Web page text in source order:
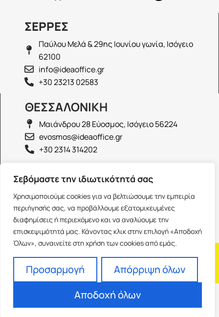
Σεβόμαστε την ιδιωτικότητά σας
Χρησιμοποιούμε cookies για να βελτιώσουμε την εμπειρία
περιήγησής σας, να προβάλλουμε εξατομικευμένες
διαφημίσεις ή περιεχόμενο και να αναλύουμε την
επισκεψιμότητά μας. Κάνοντας κλικ στην επιλογή «Αποδοχή
Όλων», συναινείτε στη χρήση των cookies από εμάς.
Προσαρμογή
Απόρριψη όλων
Αποδοχή όλων
ΣΕΡΡΕΣ
Παύλου Μελά & 29ης Ιουνίου γωνία, Ισόγειο
62100
info@ideaoffice.gr
+30 23213 02583
ΘΕΣΣΑΛΟΝΙΚΗ
Μαιάνδρου 28 Εύοσμος, Ισόγειο 56224
evosmos@ideaoffice.gr
+30 2314 314202
ΙΩΑΝΝΙΝΑ
Γεώργιου Καραϊσκάκη 38, Ισόγειο 45444
ioannina@ideaoffice.gr
+30 26516 08616
Franchise
Όροι Χρήσης
Powered by